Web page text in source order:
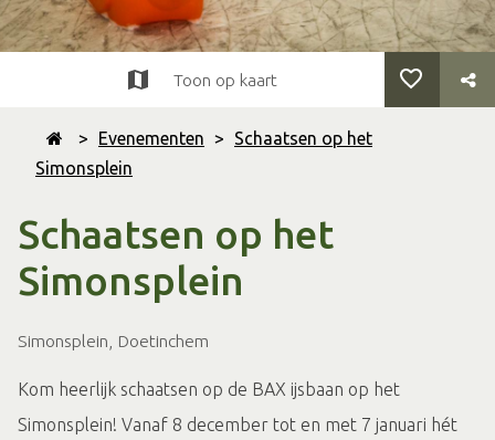
> Evenementen >
Schaatsen op het
Simonsplein
Schaatsen op het
Simonsplein
Simonsplein, Doetinchem
Toon op kaart
Kom heerlijk schaatsen op de BAX ijsbaan op het
Simonsplein! Vanaf 8 december tot en met 7 januari hét